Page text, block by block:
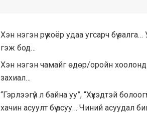
Хэн нэгэн рүү хоёр удаа угсарч бүү
гэж бод…
Хэн нэгэн чамайг өдөр/оройн
захиал…
“Гэрлээгүй л байна уу”, “Хүүхэдтэй
хачин асуулт бүү асуу… Чиний асуудал